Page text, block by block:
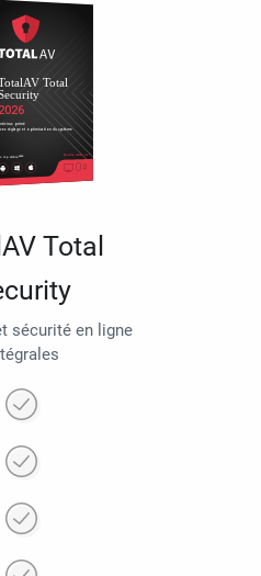
Total
sécurité en ligne